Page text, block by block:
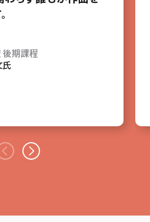
後期課程
氏